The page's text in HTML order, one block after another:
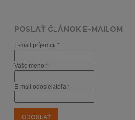
POSLAŤ ČLÁNOK E-MAILOM
E-mail príjemcu:*
Vaše meno:*
E-mail odosielateľa:*